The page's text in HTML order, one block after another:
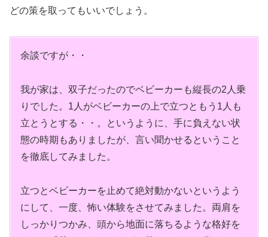
どの策を取ってもいいでしょう。
余談ですが・・
我が家は、双子だったのでベビーカーも縦長の2人乗
りでした。1人がベビーカーの上で立つともう1人も
立とうとする・・。というように、手に負えない状
態の時期もありましたが、言い聞かせるということ
を徹底してみました。
立つとベビーカーを止めて絶対動かないというよう
にして、一度、怖い体験をさせてみました。両肩を
しっかりつかみ、頭から地面に落ちるような格好を